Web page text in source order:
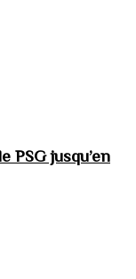
PSG jusqu’en